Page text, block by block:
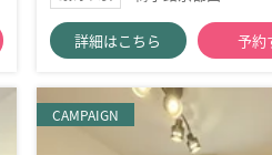
詳細はこちら 予約
CAMPAIGN